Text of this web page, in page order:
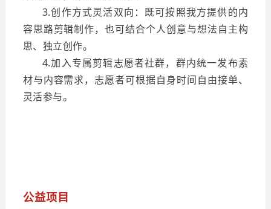
3.创作方式灵活双向：既可按照我方提供的内
容思路剪辑制作，也可结合个人创意与想法自主构
思、独立创作。
4.加入专属剪辑志愿者社群，群内统一发布素
材与内容需求，志愿者可根据自身时间自由接单、
灵活参与。
公益项目